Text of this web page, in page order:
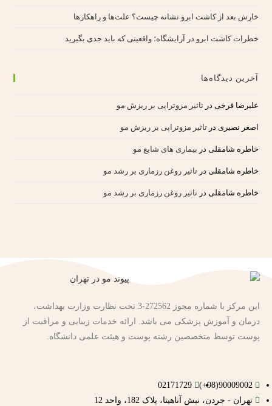
خارش بعد از کاشت ابرو نشانه چیست؟ علت‌ها و راهکارها
خطرات کاشت ابرو در آرایشگاه؛ واقعیتی که باید جدی بگیرید
آخرین دیدگاه‌ها
علیرضا فرجی درتاثیر مزوتراپی بر ریزش مو
اصغر نصیری درتاثیر مزوتراپی بر ریزش مو
خاطره شامقلی در بیماری های شایع مو
خاطره شامقلی درتاثیر روغن رزماری بر رشد مو
خاطره شامقلی درتاثیر روغن رزماری بر رشد مو
این مرکز با شماره مجوز 272562-3 تحت نظارت وزارت بهداشت،
درمان و آموزش پزشکی می باشد. ارائه خدمات زیبایی و مراقبت از
پوست توسط متخصصین رشته پوست و هیئت علمی دانشگاه.
90009002(98+)
02171729
تهران - جردن، نبش آناهیتا، پلاک 182، واحد 12